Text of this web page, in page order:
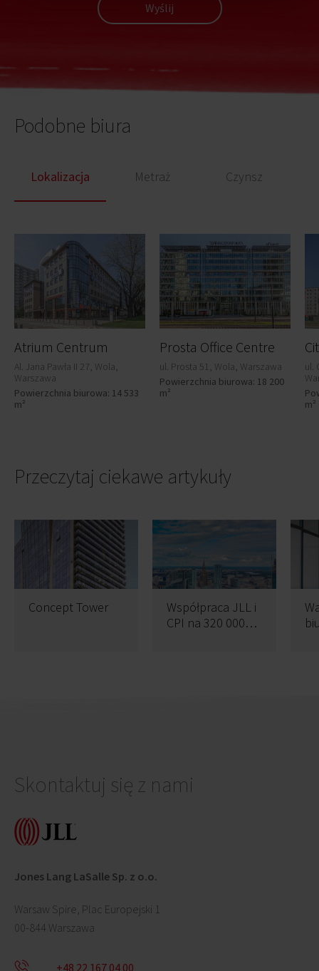
Wyślij
Podobne biura
Lokalizacja Metraż Czynsz
Atrium Centrum
Al. Jana Pawła II 27, Wola,
Warszawa
Powierzchnia biurowa: 14 533
m²
Prosta Office Centre
ul. Prosta 51, Wola, Warszawa
Powierzchnia biurowa: 18 200
m²
ul.
m²
Przeczytaj ciekawe artykuły
Concept Tower
Współpraca JLL i
CPI na 320 000
Skontaktuj się z nami
Jones Lang LaSalle Sp. z o.o.
Warsaw Spire, Plac Europejski 1
00-844 Warszawa
+48 22 167 04 00